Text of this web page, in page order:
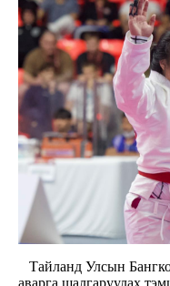
Тайланд Улсын